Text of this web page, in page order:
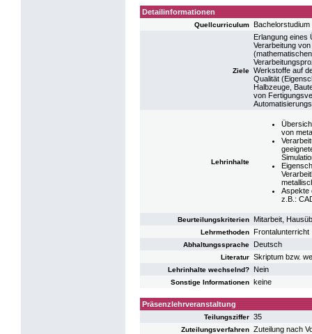
Detailinformationen
Quellcurriculum
Ziele
Erlangung eines
Verarbeitung
Werkstoffe auf
Qualität
Halbzeuge,
von
Lehrinhalte
von
Aspekte
z.B.:
Beurteilungskriterien Mitarbeit,
Lehrmethoden Frontalunterricht
Abhaltungssprache Deutsch
Literatur Skriptum bzw.
Lehrinhalte wechselnd? Nein
Sonstige Informationen keine
Präsenzlehrveranstaltung
Teilungsziffer 35
Zuteilungsverfahren Zuteilung nach